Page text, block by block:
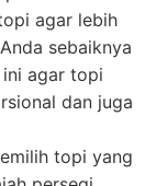
agar lebih
sebaiknya
agar topi
dan juga
topi yang